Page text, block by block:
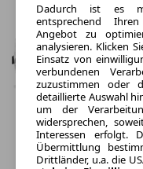
Dadurch ist es
entsprechend
Angebot zu
analysieren. Klicken
Einsatz von
verbundenen
zuzustimmen oder
detaillierte Auswahl
um der
widersprechen,
Interessen erfolgt.
Übermittlung
Drittländer, u.a. die